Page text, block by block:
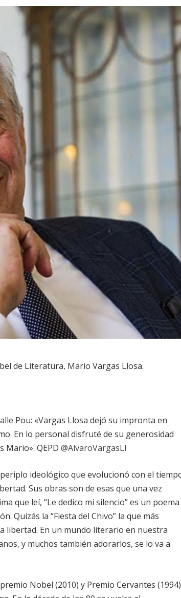
de Literatura, Mario Vargas Llosa.
Pou: «Vargas Llosa dejó su impronta en
En lo personal disfruté de su generosidad
Mario». QEPD@AlvaroVargasLl
ideológico que evolucionó con el
Sus obras son de esas que una vez
que leí, “Le dedico mi silencio” es un poema
Quizás la “Fiesta del Chivo” la que más
libertad. En un mundo literario en nuestra
y muchos también adorarlos, se lo va a
Nobel (2010) y Premio Cervantes (1994)